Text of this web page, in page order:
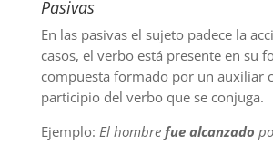
Pasivas
En las pasivas el sujeto padece la
casos, el verbo está presente en su
compuesta formado por un auxiliar
participio del verbo que se conjuga.
Ejemplo: El hombre fue alcanzado